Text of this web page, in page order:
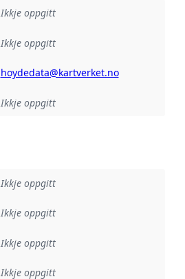
Ikkje oppgitt
Ikkje oppgitt
hoydedata@kartverket.no
Ikkje oppgitt
Ikkje oppgitt
:
Ikkje oppgitt
Ikkje oppgitt
:
Ikkje oppgitt